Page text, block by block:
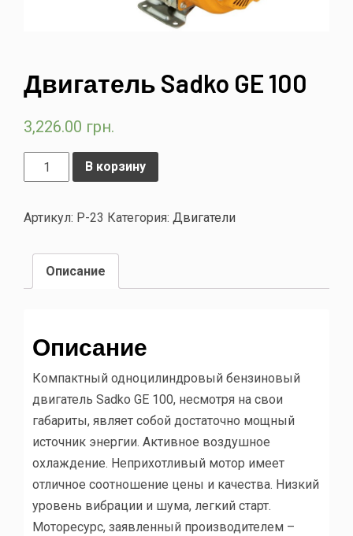
Двигатель Sadko GE 100
3,226.00 грн.
В корзину
Артикул: P-23 Категория: Двигатели
Описание
Описание
Компактный одноцилиндровый бензиновый
двигатель Sadko GE 100, несмотря на свои
габариты, являет собой достаточно мощный
источник энергии. Активное воздушное
охлаждение. Неприхотливый мотор имеет
отличное соотношение цены и качества. Низкий
уровень вибрации и шума, легкий старт.
Моторесурс, заявленный производителем –